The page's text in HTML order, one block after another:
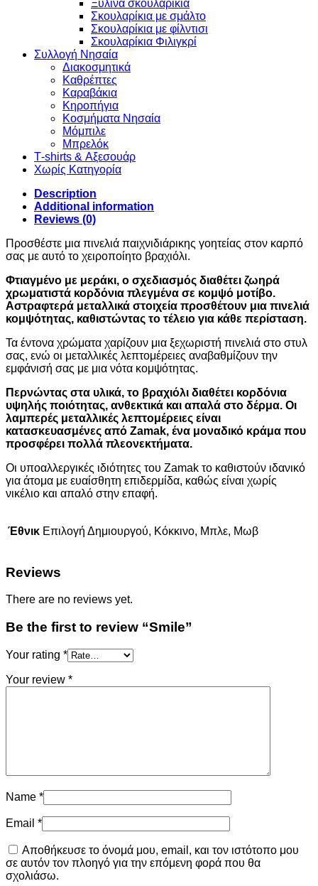
Ξύλινα σκουλαρίκια
Σκουλαρίκια με σμάλτο
Σκουλαρίκια με φίλντισι
Σκουλαρίκια Φιλιγκρί
Συλλογή Νησαία
Διακοσμητικά
Καθρέπτες
Καραβάκια
Κηροπήγια
Κοσμήματα Νησαία
Μόμπιλε
Μπρελόκ
Τ-shirts & Αξεσουάρ
Χωρίς Κατηγορία
Description
Additional information
Reviews (0)
Προσθέστε μια πινελιά παιχνιδιάρικης γοητείας στον καρπό
σας με αυτό το χειροποίητο βραχιόλι.
Φτιαγμένο με μεράκι, ο σχεδιασμός διαθέτει ζωηρά
χρωματιστά κορδόνια πλεγμένα σε κομψό μοτίβο.
Αστραφτερά μεταλλικά στοιχεία προσθέτουν μια πινελιά
κομψότητας, καθιστώντας το τέλειο για κάθε περίσταση.
Τα έντονα χρώματα χαρίζουν μια ξεχωριστή πινελιά στο στυλ
σας, ενώ οι μεταλλικές λεπτομέρειες αναβαθμίζουν την
εμφάνισή σας με μια νότα κομψότητας.
Περνώντας στα υλικά, το βραχιόλι διαθέτει κορδόνια
υψηλής ποιότητας, ανθεκτικά και απαλά στο δέρμα. Οι
λαμπερές μεταλλικές λεπτομέρειες είναι
κατασκευασμένες από Zamak, ένα μοναδικό κράμα που
προσφέρει πολλά πλεονεκτήματα.
Οι υποαλλεργικές ιδιότητες του Zamak το καθιστούν ιδανικό
για άτομα με ευαίσθητη επιδερμίδα, καθώς είναι χωρίς
νικέλιο και απαλό στην επαφή.
Έθνικ Επιλογή Δημιουργού, Κόκκινο, Μπλε, Μωβ
Reviews
There are no reviews yet.
Be the first to review “Smile”
Your rating *
Your review *
Name *
Email *
Αποθήκευσε το όνομά μου, email, και τον ιστότοπο μου
σε αυτόν τον πλοηγό για την επόμενη φορά που θα
σχολιάσω.